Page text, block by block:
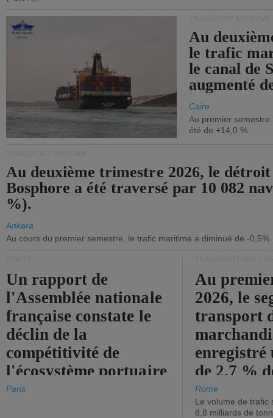
Au
le trafic
le canal de
augmenté
Caire
Au premier
été de +14,0 %.
Au deuxième trimestre 2026, le
Bosphore a été traversé par 10 082
%).
Ankara
Au cours du premier semestre, le trafic maritime a diminué de -0,5%.
Un rapport de
l'Assemblée nationale
française constate le
déclin de la
compétitivité de
l'écosystème portuaire
de l'État.
Paris
Au
2026, le
transport
enregistré
de 2,7 %
chiffre
Rome
Le volume de trafic
8,8 milliards de